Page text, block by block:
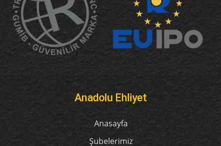
Anadolu Ehliyet
Anasayfa
Şubelerimiz